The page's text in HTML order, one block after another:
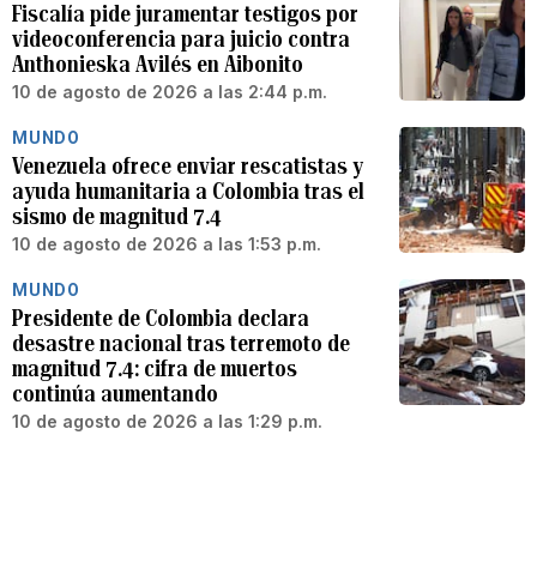
Fiscalía pide juramentar testigos por
videoconferencia para juicio contra
Anthonieska Avilés en Aibonito
10 de agosto de 2026 a las 2:44 p.m.
MUNDO
Venezuela ofrece enviar rescatistas y
ayuda humanitaria a Colombia tras el
sismo de magnitud 7.4
10 de agosto de 2026 a las 1:53 p.m.
MUNDO
Presidente de Colombia declara
desastre nacional tras terremoto de
magnitud 7.4: cifra de muertos
continúa aumentando
10 de agosto de 2026 a las 1:29 p.m.